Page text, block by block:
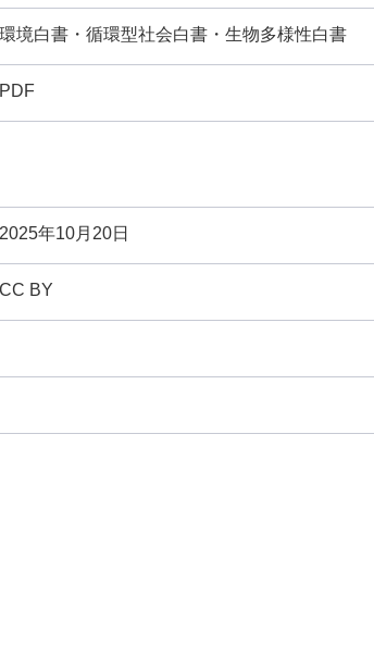
環境白書・循環型社会白書・生物多様性白書
PDF
2025年10月20日
CC BY